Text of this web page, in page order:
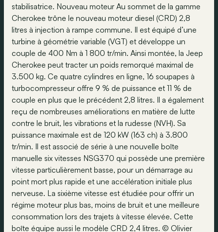
stabilisatrice. Nouveau moteur Au sommet de la gamme
Cherokee trône le nouveau moteur diesel (CRD) 2,8
litres à injection à rampe commune. Il est équipé d’une
turbine à géométrie variable (VGT) et développe un
couple de 400 Nm à 1 800 tr/min. Ainsi montée, la Jeep
Cherokee peut tracter un poids remorqué maximal de
3.500 kg. Ce quatre cylindres en ligne, 16 soupapes à
turbocompresseur offre 9 % de puissance et 11 % de
couple en plus que le précédent 2,8 litres. Il a également
reçu de nombreuses améliorations en matière de lutte
contre le bruit, les vibrations et la rudesse (NVH). Sa
puissance maximale est de 120 kW (163 ch) à 3.800
tr/min. Il est associé de série à une nouvelle boîte
manuelle six vitesses NSG370 qui possède une première
vitesse particulièrement basse, pour un démarrage au
point mort plus rapide et une accélération initiale plus
nerveuse. La sixième vitesse est étudiée pour offrir un
régime moteur plus bas, moins de bruit et une meilleure
consommation lors des trajets à vitesse élevée. Cette
boîte équipe aussi le modèle CRD 2,4 litres. © Olivier